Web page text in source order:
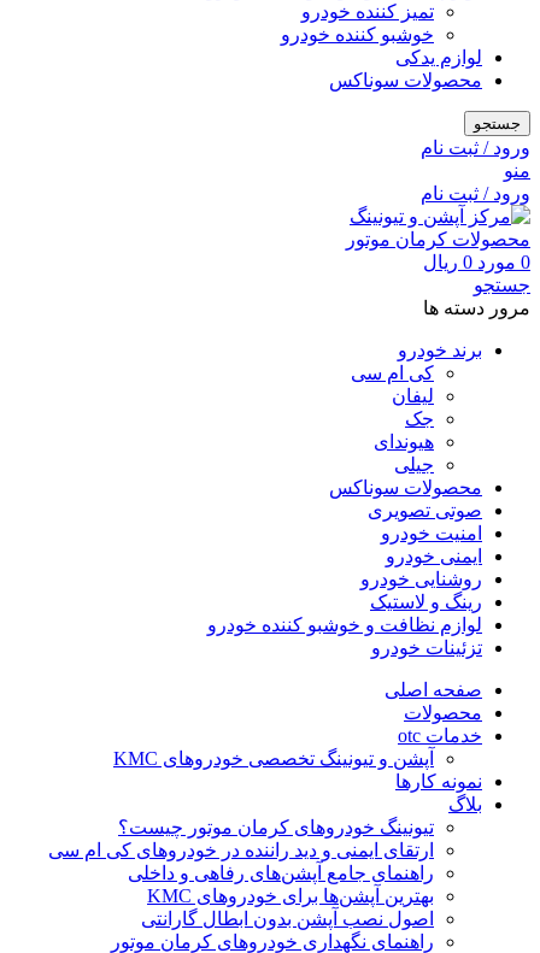
تمیز کننده خودرو
خوشبو کننده خودرو
لوازم یدکی
محصولات سوناکس
جستجو
ورود / ثبت نام
منو
ورود / ثبت نام
0 مورد 0 ریال
جستجو
مرور دسته ها
برند خودرو
کی ام سی
لیفان
جک
هیوندای
جیلی
محصولات سوناکس
صوتی تصویری
امنیت خودرو
ایمنی خودرو
روشنایی خودرو
رینگ و لاستیک
لوازم نظافت و خوشبو کننده خودرو
تزئینات خودرو
صفحه اصلی
محصولات
خدمات otc
آپشن و تیونینگ تخصصی خودروهای KMC
نمونه کارها
بلاگ
تیونینگ خودروهای کرمان موتور چیست؟
ارتقای ایمنی و دید راننده در خودروهای کی ام سی
راهنمای جامع آپشن‌های رفاهی و داخلی
بهترین آپشن‌ها برای خودروهای KMC
اصول نصب آپشن بدون ابطال گارانتی
راهنمای نگهداری خودروهای کرمان موتور